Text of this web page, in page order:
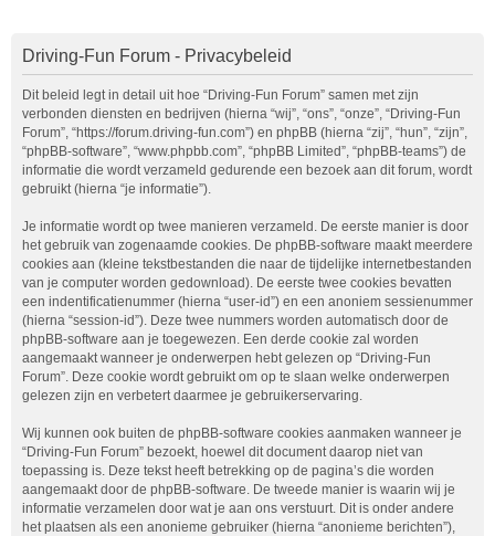
Driving-Fun Forum - Privacybeleid
Dit beleid legt in detail uit hoe “Driving-Fun Forum” samen met zijn
verbonden diensten en bedrijven (hierna “wij”, “ons”, “onze”, “Driving-Fun
Forum”, “https://forum.driving-fun.com”) en phpBB (hierna “zij”, “hun”, “zijn”,
“phpBB-software”, “www.phpbb.com”, “phpBB Limited”, “phpBB-teams”) de
informatie die wordt verzameld gedurende een bezoek aan dit forum, wordt
gebruikt (hierna “je informatie”).
Je informatie wordt op twee manieren verzameld. De eerste manier is door
het gebruik van zogenaamde cookies. De phpBB-software maakt meerdere
cookies aan (kleine tekstbestanden die naar de tijdelijke internetbestanden
van je computer worden gedownload). De eerste twee cookies bevatten
een indentificatienummer (hierna “user-id”) en een anoniem sessienummer
(hierna “session-id”). Deze twee nummers worden automatisch door de
phpBB-software aan je toegewezen. Een derde cookie zal worden
aangemaakt wanneer je onderwerpen hebt gelezen op “Driving-Fun
Forum”. Deze cookie wordt gebruikt om op te slaan welke onderwerpen
gelezen zijn en verbetert daarmee je gebruikerservaring.
Wij kunnen ook buiten de phpBB-software cookies aanmaken wanneer je
“Driving-Fun Forum” bezoekt, hoewel dit document daarop niet van
toepassing is. Deze tekst heeft betrekking op de pagina’s die worden
aangemaakt door de phpBB-software. De tweede manier is waarin wij je
informatie verzamelen door wat je aan ons verstuurt. Dit is onder andere
het plaatsen als een anonieme gebruiker (hierna “anonieme berichten”),